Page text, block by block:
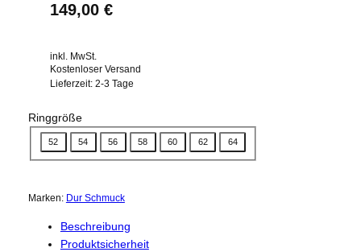
149,00 €
inkl. MwSt.
Kostenloser Versand
Lieferzeit: 2-3 Tage
Ringgröße
52 54 56 58 60 62 64
Marken: Dur Schmuck
Beschreibung
Produktsicherheit